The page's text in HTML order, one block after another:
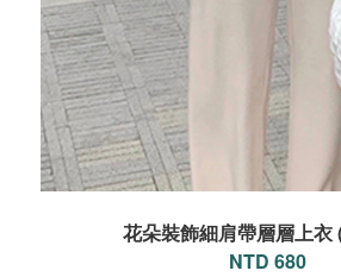
花朵裝飾細肩帶層層上衣
NTD 680